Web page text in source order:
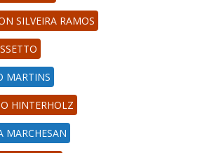
SILVEIRA RAMOS
MARTINS
HINTERHOLZ
MARCHESAN